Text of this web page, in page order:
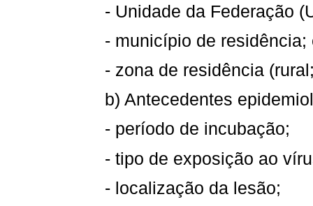
- Unidade da Federação
- município de residência;
- zona de residência
b) Antecedentes
- período de incubação;
- tipo de exposição ao
- localização da lesão;